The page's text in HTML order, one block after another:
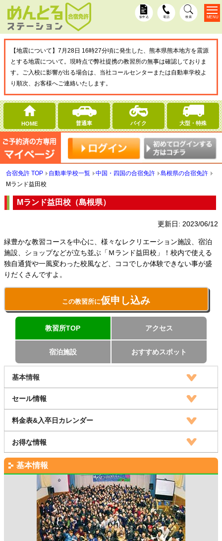
仮申込 電話 検索
【地震について】7月28日 16時27分頃に発生した、熊本県熊本地方を震源
とする地震について。現時点で弊社提携の教習所の無事は確認しておりま
す。ご入校に影響が出る場合は、当社コールセンターまたは自動車学校よ
り順次、お客様へご連絡いたします。
HOME 普通車 バイク 大型・特殊
MENU
合宿免許 TOP 自動車学校一覧 中国・四国の合宿免許
島根県の合宿免許
Mランド益田校
Mランド益田校（島根県）
更新日: 2023/06/12
緑豊かな教習コースを中心に、様々なレクリエーション施設、宿泊
施設、ショップなどが立ち並ぶ「Ｍランド益田校」！校内で使える
独自通貨や一風変わった校風など、ココでしか体験できない事が盛
りだくさんですよ。
この教習所に仮申し込み
教習所TOP アクセス
宿泊施設 おすすめスポット
基本情報
セール情報
料金表&入卒日カレンダー
お得な情報
基本情報